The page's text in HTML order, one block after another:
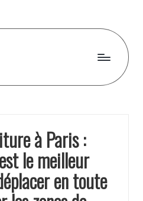
à Paris :
le meilleur
en toute